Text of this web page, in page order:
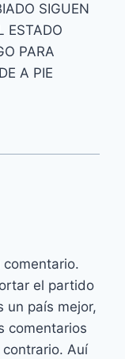
SIGUEN
ESTADO
PARA
A PIE
comentario.
el partido
un país mejor,
comentarios
Auí